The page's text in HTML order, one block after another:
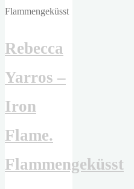
Rebecca
Yarros –
Iron
Flame.
Flammengeküsst